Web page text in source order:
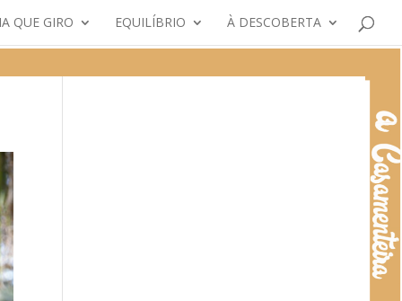
QUE GIRO EQUILÍBRIO À DESCOBERTA